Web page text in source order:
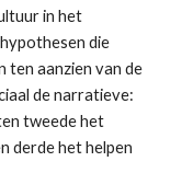
in het
die
ten aanzien van de
de narratieve:
tweede het
derde het helpen